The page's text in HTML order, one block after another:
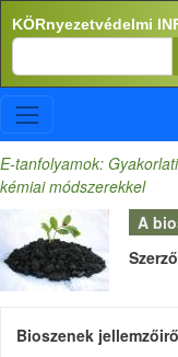
Ugrás a tartalomra
KÖRnyezetvédelmi
Search
E-tanfolyamok:
kémiai módszerekkel
A
Bioszenek